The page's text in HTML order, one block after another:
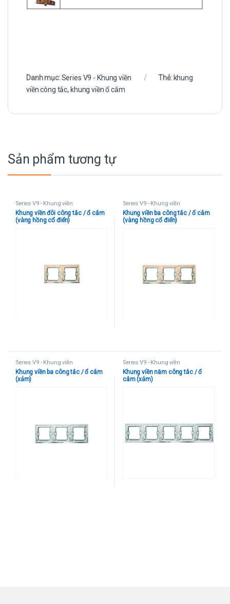
Danh mục:Series V9 - Khung viền Thẻ: khung
viền công tắc, khung viền ổ cắm
Sản phẩm tương tự
Series V9 - Khung viền
Khung viền đôi công tắc / ổ cắm
(vàng hồng cổ điển)
Series V9 - Khung viền
Khung viền ba công tắc / ổ cắm
(vàng hồng cổ điển)
Series V9 - Khung viền
Khung viền ba công tắc / ổ cắm
(xám)
Series V9 - Khung viền
Khung viền năm công tắc / ổ
cắm (xám)